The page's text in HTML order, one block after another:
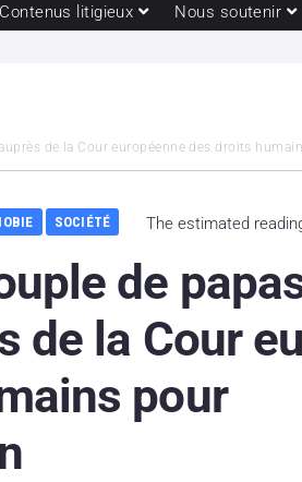
Contenus litigieux Nous soutenir
de la Cour européenne des droits
SOCIÉTÉ The estimated
de
de la Cour
pour